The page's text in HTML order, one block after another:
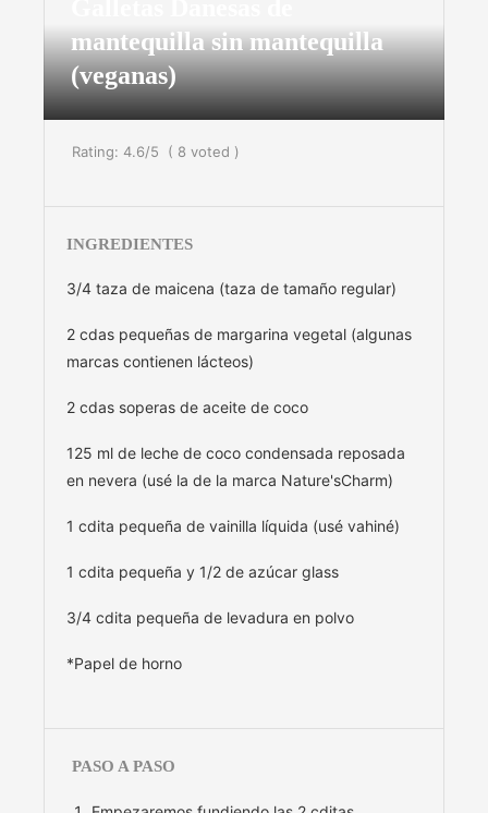
mantequilla sin mantequilla
(veganas)
Rating: 4.6/5 ( 8 voted )
INGREDIENTES
3/4 taza de maicena (taza de tamaño regular)
2 cdas pequeñas de margarina vegetal (algunas
marcas contienen lácteos)
2 cdas soperas de aceite de coco
125 ml de leche de coco condensada reposada
en nevera (usé la de la marca Nature'sCharm)
1 cdita pequeña de vainilla líquida (usé vahiné)
1 cdita pequeña y 1/2 de azúcar glass
3/4 cdita pequeña de levadura en polvo
*Papel de horno
PASO A PASO